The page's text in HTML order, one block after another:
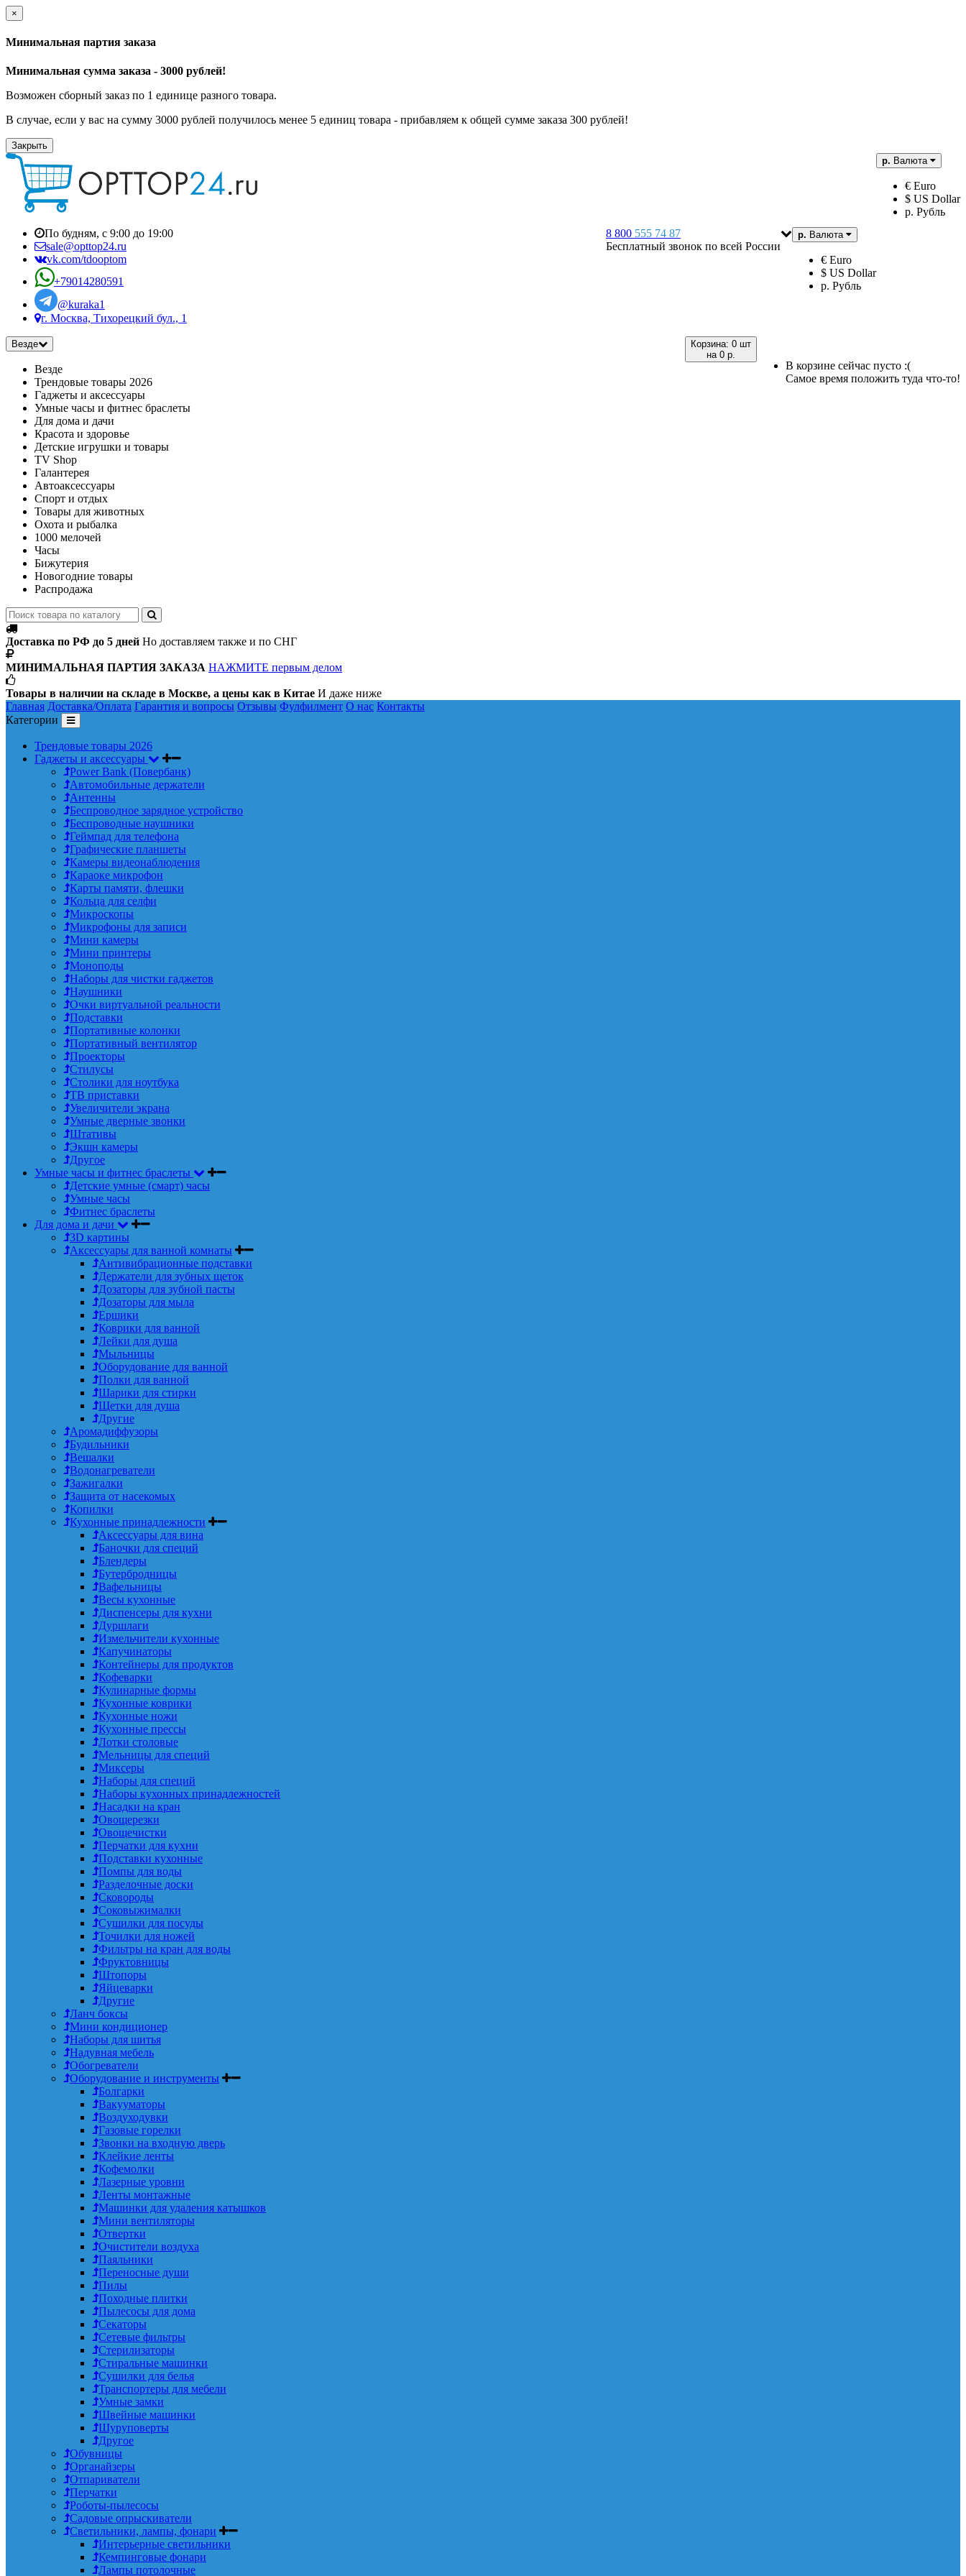
×
Минимальная партия заказа
Минимальная сумма заказа - 3000 рублей!
Возможен сборный заказ по 1 единице разного товара.
В случае, если у вас на сумму 3000 рублей получилось менее 5 единиц товара - прибавляем к общей сумме заказа 300 рублей!
Закрыть
р. Валюта
€ Euro
$ US Dollar
р. Рубль
р. Валюта
€ Euro
$ US Dollar
р. Рубль
8 800 555 74 87
Бесплатный звонок по всей России
По будням, с 9:00 до 19:00
sale@opttop24.ru
vk.com/tdooptom
+79014280591
@kuraka1
г. Москва, Тихорецкий бул., 1
Корзина: 0 шт
на 0 р.
В корзине сейчас пусто :(
Самое время положить туда что-то!
Везде
Везде
Трендовые товары 2026
Гаджеты и аксессуары
Умные часы и фитнес браслеты
Для дома и дачи
Красота и здоровье
Детские игрушки и товары
TV Shop
Галантерея
Автоаксессуары
Спорт и отдых
Товары для животных
Охота и рыбалка
1000 мелочей
Часы
Бижутерия
Новогодние товары
Распродажа
Доставка по РФ до 5 дней Но доставляем также и по СНГ
МИНИМАЛЬНАЯ ПАРТИЯ ЗАКАЗА НАЖМИТЕ первым делом
Товары в наличии на складе в Москве, а цены как в Китае И даже ниже
Главная Доставка/Оплата Гарантия и вопросы Отзывы Фулфилмент О нас Контакты
Категории
Трендовые товары 2026
Гаджеты и аксессуары
Power Bank (Повербанк)
Автомобильные держатели
Антенны
Беспроводное зарядное устройство
Беспроводные наушники
Геймпад для телефона
Графические планшеты
Камеры видеонаблюдения
Караоке микрофон
Карты памяти, флешки
Кольца для селфи
Микроскопы
Микрофоны для записи
Мини камеры
Мини принтеры
Моноподы
Наборы для чистки гаджетов
Наушники
Очки виртуальной реальности
Подставки
Портативные колонки
Портативный вентилятор
Проекторы
Стилусы
Столики для ноутбука
ТВ приставки
Увеличители экрана
Умные дверные звонки
Штативы
Экшн камеры
Другое
Умные часы и фитнес браслеты
Детские умные (смарт) часы
Умные часы
Фитнес браслеты
Для дома и дачи
3D картины
Аксессуары для ванной комнаты
Антивибрационные подставки
Держатели для зубных щеток
Дозаторы для зубной пасты
Дозаторы для мыла
Ершики
Коврики для ванной
Лейки для душа
Мыльницы
Оборудование для ванной
Полки для ванной
Шарики для стирки
Щетки для душа
Другие
Аромадиффузоры
Будильники
Вешалки
Водонагреватели
Зажигалки
Защита от насекомых
Копилки
Кухонные принадлежности
Аксессуары для вина
Баночки для специй
Блендеры
Бутербродницы
Вафельницы
Весы кухонные
Диспенсеры для кухни
Дуршлаги
Измельчители кухонные
Капучинаторы
Контейнеры для продуктов
Кофеварки
Кулинарные формы
Кухонные коврики
Кухонные ножи
Кухонные прессы
Лотки столовые
Мельницы для специй
Миксеры
Наборы для специй
Наборы кухонных принадлежностей
Насадки на кран
Овощерезки
Овощечистки
Перчатки для кухни
Подставки кухонные
Помпы для воды
Разделочные доски
Сковороды
Соковыжималки
Сушилки для посуды
Точилки для ножей
Фильтры на кран для воды
Фруктовницы
Штопоры
Яйцеварки
Другие
Ланч боксы
Мини кондиционер
Наборы для шитья
Надувная мебель
Обогреватели
Оборудование и инструменты
Болгарки
Вакууматоры
Воздуходувки
Газовые горелки
Звонки на входную дверь
Клейкие ленты
Кофемолки
Лазерные уровни
Ленты монтажные
Машинки для удаления катышков
Мини вентиляторы
Отвертки
Очистители воздуха
Паяльники
Переносные души
Пилы
Походные плитки
Пылесосы для дома
Секаторы
Сетевые фильтры
Стерилизаторы
Стиральные машинки
Сушилки для белья
Транспортеры для мебели
Умные замки
Швейные машинки
Шуруповерты
Другое
Обувницы
Органайзеры
Отпариватели
Перчатки
Роботы-пылесосы
Садовые опрыскиватели
Светильники, лампы, фонари
Интерьерные светильники
Кемпинговые фонари
Лампы потолочные